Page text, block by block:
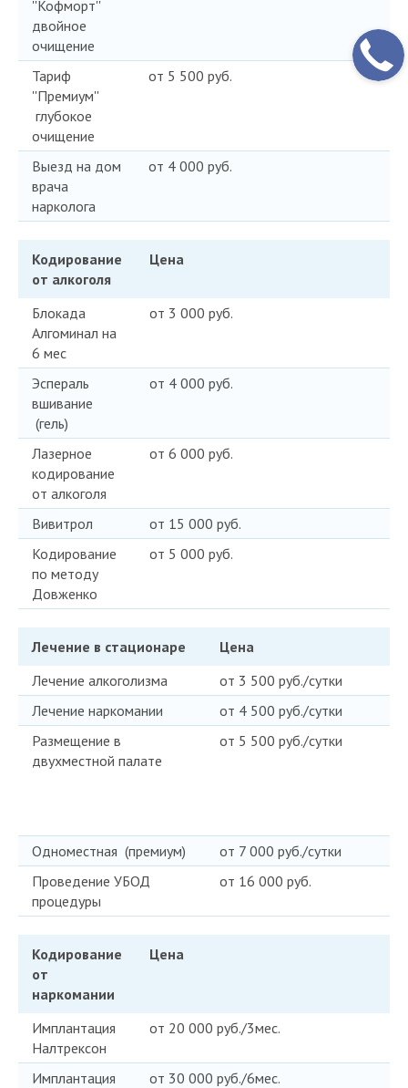
''Кофморт''
двойное
очищение
Тариф
''Премиум''
глубокое
очищение
от 5 500 руб.
Выезд на дом
врача
нарколога
от 4 000 руб.
Кодирование
от алкоголя
Цена
Блокада
Алгоминал на
6 мес
от 3 000 руб.
Эспераль
вшивание
(гель)
от 4 000 руб.
Лазерное
кодирование
от алкоголя
от 6 000 руб.
Вивитрол
от 15 000 руб.
Кодирование
по методу
Довженко
от 5 000 руб.
Лечение в стационаре
Цена
Лечение алкоголизма
от 3 500 руб./сутки
Лечение наркомании
от 4 500 руб./сутки
Размещение в
двухместной палате
от 5 500 руб./сутки
Одноместная (премиум)
от 7 000 руб./сутки
Проведение УБОД
процедуры
от 16 000 руб.
Кодирование
от
наркомании
Цена
Имплантация
Налтрексон
от 20 000 руб./3мес.
Имплантация
от 30 000 руб./6мес.